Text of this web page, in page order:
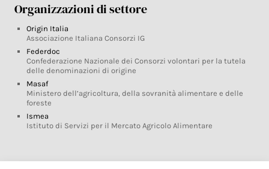
Organizzazioni di settore
Origin Italia
Associazione Italiana Consorzi IG
Federdoc
Confederazione Nazionale dei Consorzi volontari per la tutela
delle denominazioni di origine
Masaf
Ministero dell’agricoltura, della sovranità alimentare e delle
foreste
Ismea
Istituto di Servizi per il Mercato Agricolo Alimentare